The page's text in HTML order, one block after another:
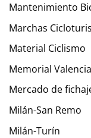
Mantenimiento
Marchas
Material Ciclismo
Memorial
Mercado de
Milán-San Remo
Milán-Turín